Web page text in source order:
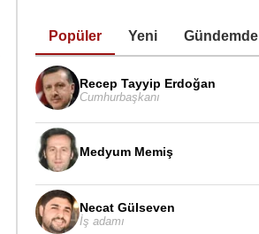
Popüler Yeni Gündemde
Recep Tayyip Erdoğan
Cumhurbaşkanı
Medyum Memiş
Necat Gülseven
İş adamı